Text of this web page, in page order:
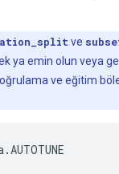
ve
ya emin olun veya
ve eğitim
.AUTOTUNE